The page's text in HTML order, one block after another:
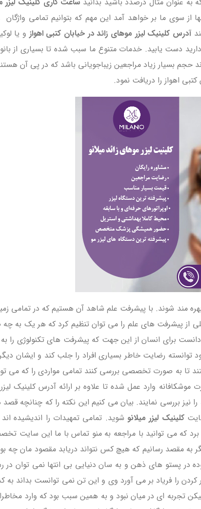
سوی ما بر خواهد آمد این مهم که بتوانیم تمامی
آدرس کلینیک لیزر موهای زائد در خیابان کتبی اهواز و یا
دست یابید. خدمات متنوع ما سبب شده تا بسیاری از
بسیار زیاد مراجعین زیباجویانی باشد که در پی آن هستند
اهواز را دریافت نمود.
مند شوند. با پیشرفت علم شاهد آن هستیم که در تمامی
از پیشرفت های علم را می توان تنظیم کرد که هر یک به
برای انسان از این جهت که پیشرفت های تکنولوژی را
رضایت خاطر بسیاری افراد را جلب کند و ایشان
تا به صورت تخصصی بررسی کنند تمامی مواردی را که می
موشکافانه وارد عمل شده تا علاوه بر ارائه آدرس کلینیک
بررسی نمایند. بیان می کنیم این نکته را که چنانچه قصد
کلینیک لیزر میلانو شوید. تمامی تمهیدات را اندیشیده
برد که می توانید با مراجعه به منو تماس با ما این سایت
مقصد رسانیم که هیچ کس نتواند دریابد مقصود مان چه
در پستو های ذهن و به سان دنیایی بی انتها نمی توان
را فریاد بر می آورد وی و این تن نمی توانست بداند
تجربه ای در میان نبود و به همین سبب بود که وارد